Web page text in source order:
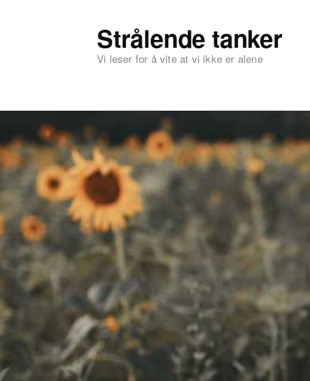
Strålende tanker
Vi leser for å vite at vi ikke er alene